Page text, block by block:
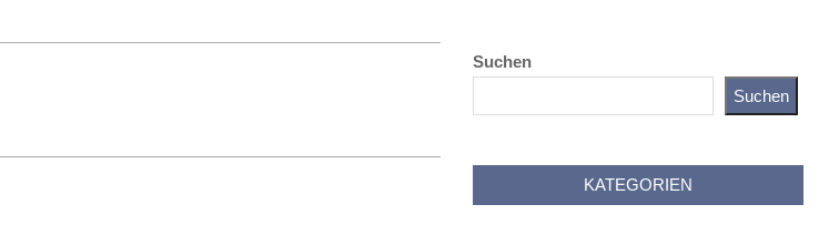
Suchen
Suchen
KATEGORIEN